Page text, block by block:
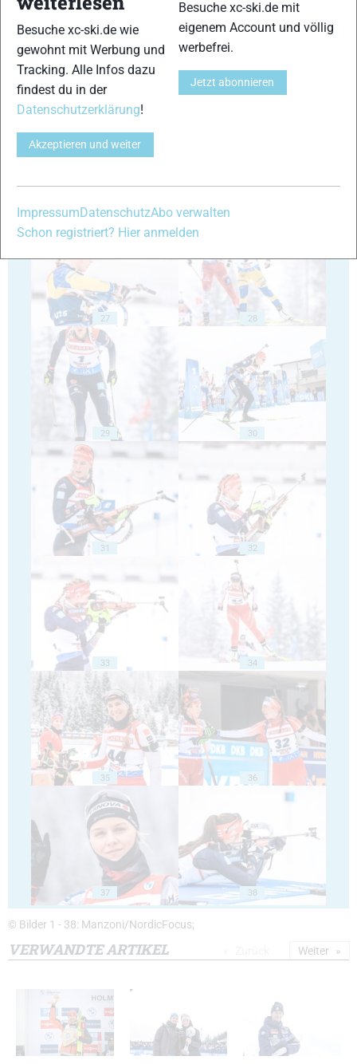
23 24
27 28
29 30
31 32
33 34
35 36
37 38
© Bilder 1 - 38: Manzoni/NordicFocus;
VERWANDTE ARTIKEL Weiter
Besuche xc-ski.de wie
gewohnt mit Werbung und
Tracking. Alle Infos dazu
findest du in der
Datenschutzerklärung!
Akzeptieren und weiter
Besuche xc-ski.de mit
eigenem Account und völlig
werbefrei.
Jetzt abonnieren
ImpressumDatenschutzAbo verwalten
Schon registriert? Hier anmelden